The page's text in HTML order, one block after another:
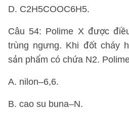
D. C2H5COOC6H5.
Câu 54: Polime X được
trùng ngưng. Khi đốt cháy
sản phẩm có chứa N2.
A. nilon–6,6.
B. cao su buna–N.